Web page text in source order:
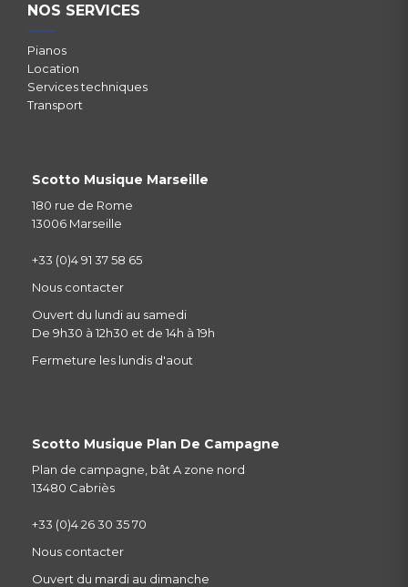
NOS SERVICES
Pianos
Location
Services techniques
Transport
Scotto Musique Marseille
180 rue de Rome
13006 Marseille
+33 (0)4 91 37 58 65
Nous contacter
Ouvert du lundi au samedi
De 9h30 à 12h30 et de 14h à 19h
Fermeture les lundis d'aout
Scotto Musique Plan De Campagne
Plan de campagne, bât A zone nord
13480 Cabriès
+33 (0)4 26 30 35 70
Nous contacter
Ouvert du mardi au dimanche